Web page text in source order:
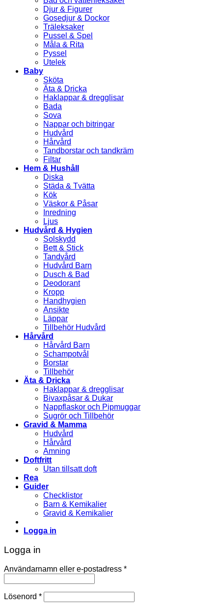
Djur & Figurer
Gosedjur & Dockor
Träleksaker
Pussel & Spel
Måla & Rita
Pyssel
Utelek
Baby
Sköta
Äta & Dricka
Haklappar & dregglisar
Bada
Sova
Nappar och bitringar
Hudvård
Hårvård
Tandborstar och tandkräm
Filtar
Hem & Hushåll
Diska
Städa & Tvätta
Kök
Väskor & Påsar
Inredning
Ljus
Hudvård & Hygien
Solskydd
Bett & Stick
Tandvård
Hudvård Barn
Dusch & Bad
Deodorant
Kropp
Handhygien
Ansikte
Läppar
Tillbehör Hudvård
Hårvård
Hårvård Barn
Schampotvål
Borstar
Tillbehör
Äta & Dricka
Haklappar & dregglisar
Bivaxpåsar & Dukar
Nappflaskor och Pipmuggar
Sugrör och Tillbehör
Gravid & Mamma
Hudvård
Hårvård
Amning
Doftfritt
Utan tillsatt doft
Rea
Guider
Checklistor
Barn & Kemikalier
Gravid & Kemikalier
Logga in
Logga in
Användarnamn eller e-postadress *
Lösenord *